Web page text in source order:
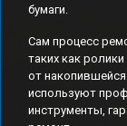
бумаги.
Сам процесс
таких как
от
используют
инструменты,